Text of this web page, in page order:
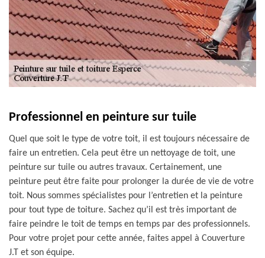
Professionnel en peinture sur tuile
Quel que soit le type de votre toit, il est toujours nécessaire de
faire un entretien. Cela peut être un nettoyage de toit, une
peinture sur tuile ou autres travaux. Certainement, une
peinture peut être faite pour prolonger la durée de vie de votre
toit. Nous sommes spécialistes pour l’entretien et la peinture
pour tout type de toiture. Sachez qu’il est très important de
faire peindre le toit de temps en temps par des professionnels.
Pour votre projet pour cette année, faites appel à Couverture
J.T et son équipe.